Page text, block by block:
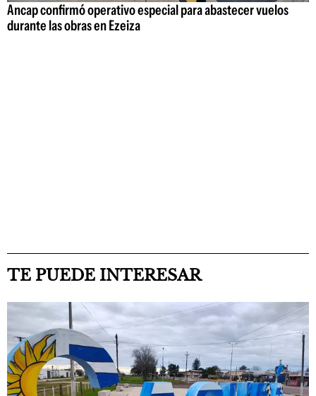
Ancap confirmó operativo especial para abastecer vuelos
durante las obras en Ezeiza
TE PUEDE INTERESAR